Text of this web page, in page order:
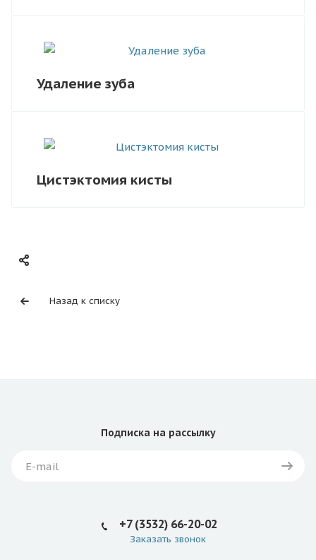
Удаление зуба
Цистэктомия кисты
Назад к списку
Подписка на рассылку
+7 (3532) 66-20-02
Заказать звонок